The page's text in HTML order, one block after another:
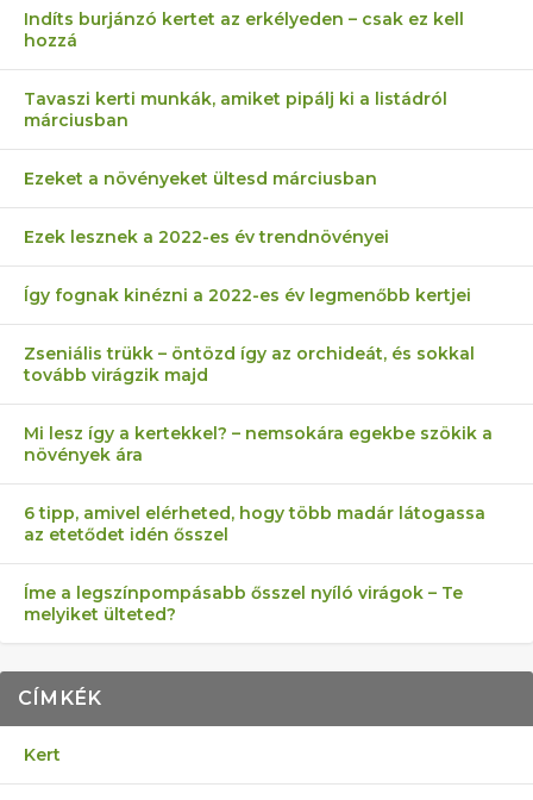
Indíts burjánzó kertet az erkélyeden – csak ez kell
hozzá
Tavaszi kerti munkák, amiket pipálj ki a listádról
márciusban
Ezeket a növényeket ültesd márciusban
Ezek lesznek a 2022-es év trendnövényei
Így fognak kinézni a 2022-es év legmenőbb kertjei
Zseniális trükk – öntözd így az orchideát, és sokkal
tovább virágzik majd
Mi lesz így a kertekkel? – nemsokára egekbe szökik a
növények ára
6 tipp, amivel elérheted, hogy több madár látogassa
az etetődet idén ősszel
Íme a legszínpompásabb ősszel nyíló virágok – Te
melyiket ülteted?
CÍMKÉK
Kert